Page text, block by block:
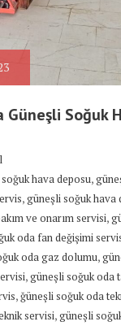
Güneşli Soğuk
hava deposu,
,güneşli soğuk hava
ve onarım servisi,
oda fan değişimi
oda gaz dolumu,
,güneşli soğuk oda
,ğüneşli soğuk oda
servisi,güneşli